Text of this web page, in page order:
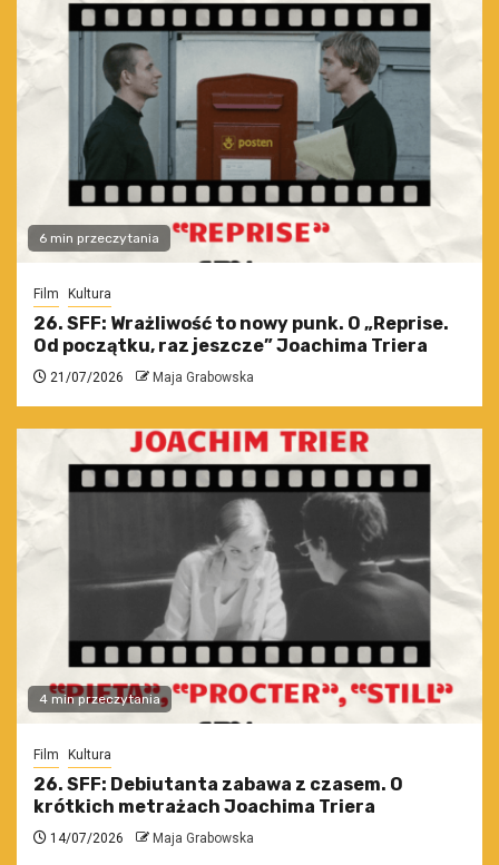
6 min przeczytania
Film Kultura
26. SFF: Wrażliwość to nowy punk. O „Reprise.
Od początku, raz jeszcze” Joachima Triera
21/07/2026 Maja Grabowska
4 min przeczytania
Film Kultura
26. SFF: Debiutanta zabawa z czasem. O
krótkich metrażach Joachima Triera
14/07/2026 Maja Grabowska